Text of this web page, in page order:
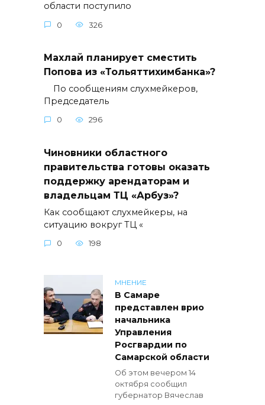
области поступило
0 326
Махлай планирует сместить
Попова из «Тольяттихимбанка»?
По сообщениям слухмейкеров,
Председатель
0 296
Чиновники областного
правительства готовы оказать
поддержку арендаторам и
владельцам ТЦ «Арбуз»?
Как сообщают слухмейкеры, на
ситуацию вокруг ТЦ «
0 198
МНЕНИЕ
В Самаре
представлен врио
начальника
Управления
Росгвардии по
Самарской области
Об этом вечером 14
октября сообщил
губернатор Вячеслав